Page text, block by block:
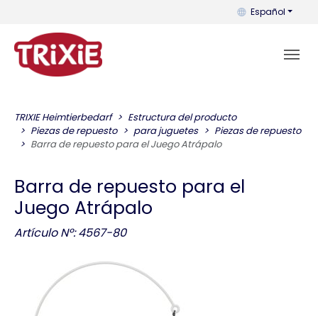
Puedes cambiar
Español
TRIXIE Heimtierbedarf
Estructura del producto
Piezas de repuesto
para juguetes
Piezas de repuesto
Barra de repuesto para el Juego Atrápalo
Barra de repuesto para el
Juego Atrápalo
Artículo Nº: 4567-80